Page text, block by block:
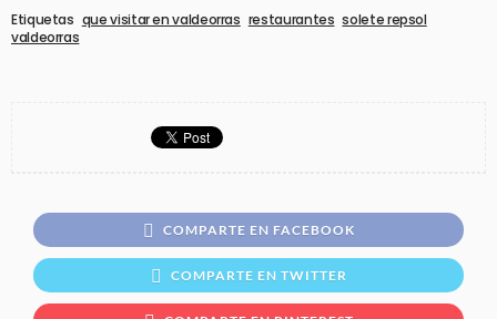
Etiquetas que visitar en valdeorras restaurantes solete repsol
valdeorras
COMPARTE EN FACEBOOK
COMPARTE EN TWITTER